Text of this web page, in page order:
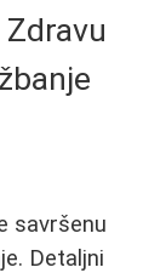
savršenu
Detaljni